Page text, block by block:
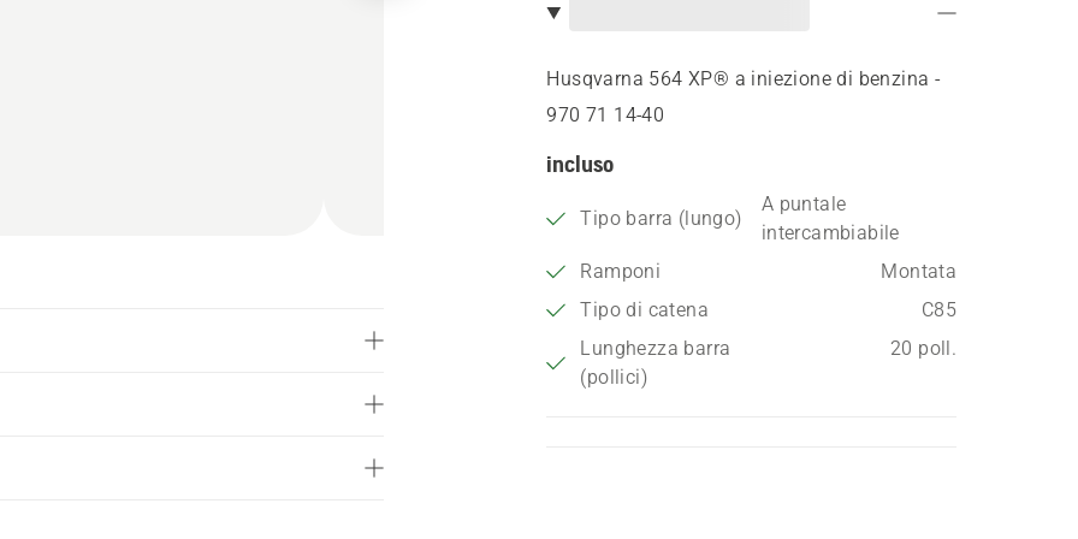
Husqvarna 564 XP® a iniezione di benzina -
970 71 14‑40
incluso
Tipo barra (lungo)
A puntale
intercambiabile
Ramponi
Montata
Tipo di catena
C85
Lunghezza barra
(pollici)
20 poll.